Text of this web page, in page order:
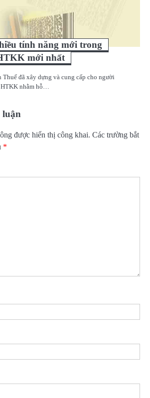
tính năng mới trong
mới nhất
Thuế đã xây dựng và cung cấp cho người
nhằm hỗ…
luận
được hiển thị công khai. Các trường bắt
*